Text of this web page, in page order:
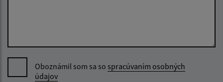
Oboznámil som sa so spracúvaním osobných
údajov